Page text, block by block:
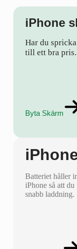
iPhone
Har du
till ett bra
Byta Skärm
Batteriet håller
iPhone så att
snabb laddning.